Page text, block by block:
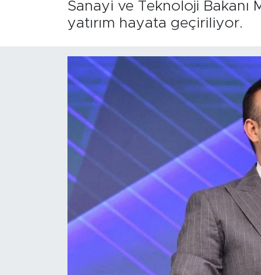
Sanayi ve Teknoloji Bakanı
yatırım hayata geçiriliyor.